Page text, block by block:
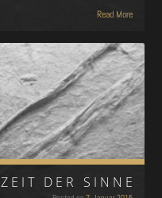
Read More
ZEIT DER SINNE